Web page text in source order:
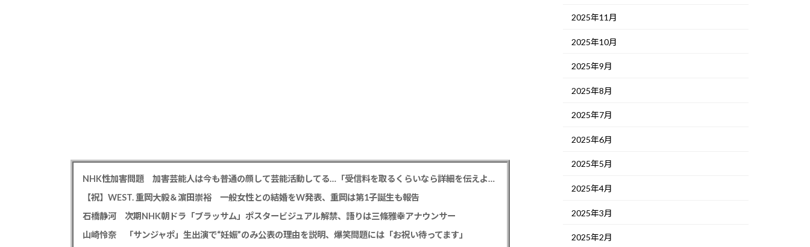
NHK性加害問題 加害芸能人は今も普通の顔して芸能活動してる…「受信料を取るくらいなら詳細を伝えよ」視聴者からは批判の声
【祝】WEST. 重岡大毅＆濵田崇裕 一般女性との結婚をW発表、重岡は第1子誕生も報告
石橋静河 次期NHK朝ドラ「ブラッサム」ポスタービジュアル解禁、語りは三條雅幸アナウンサー
山崎怜奈 「サンジャポ」生出演で“妊娠”のみ公表の理由を説明、爆笑問題には「お祝い待ってます」
2025年11月
2025年10月
2025年9月
2025年8月
2025年7月
2025年6月
2025年5月
2025年4月
2025年3月
2025年2月